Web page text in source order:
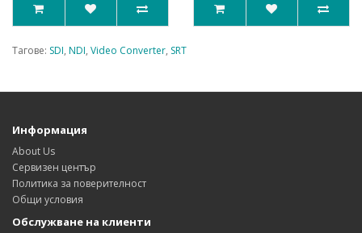
Тагове: SDI, NDI, Video Converter, SRT
Информация
About Us
Сервизен център
Политика за поверителност
Общи условия
Обслужване на клиенти